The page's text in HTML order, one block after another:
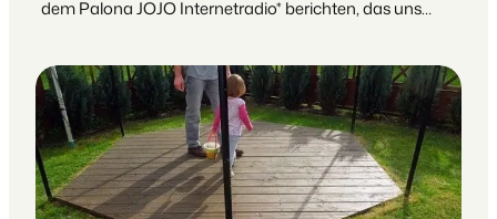
dem Palona JOJO Internetradio* berichten, das uns…